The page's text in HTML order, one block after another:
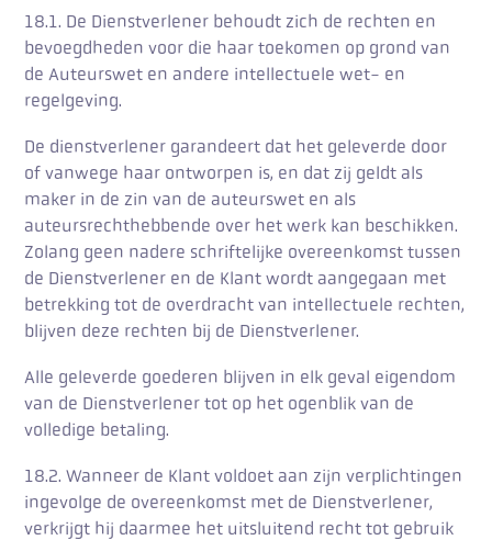
18.1. De Dienstverlener behoudt zich de rechten en
bevoegdheden voor die haar toekomen op grond van
de Auteurswet en andere intellectuele wet- en
regelgeving.
De dienstverlener garandeert dat het geleverde door
of vanwege haar ontworpen is, en dat zij geldt als
maker in de zin van de auteurswet en als
auteursrechthebbende over het werk kan beschikken.
Zolang geen nadere schriftelijke overeenkomst tussen
de Dienstverlener en de Klant wordt aangegaan met
betrekking tot de overdracht van intellectuele rechten,
blijven deze rechten bij de Dienstverlener.
Alle geleverde goederen blijven in elk geval eigendom
van de Dienstverlener tot op het ogenblik van de
volledige betaling.
18.2. Wanneer de Klant voldoet aan zijn verplichtingen
ingevolge de overeenkomst met de Dienstverlener,
verkrijgt hij daarmee het uitsluitend recht tot gebruik